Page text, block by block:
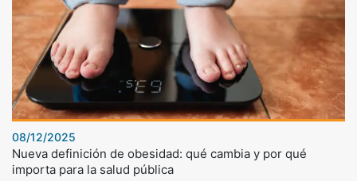
08/12/2025
Nueva definición de obesidad: qué cambia y por qué
importa para la salud pública